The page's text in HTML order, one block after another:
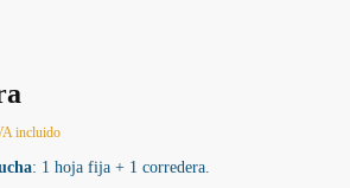
incluido
: 1 hoja fija + 1 corredera.